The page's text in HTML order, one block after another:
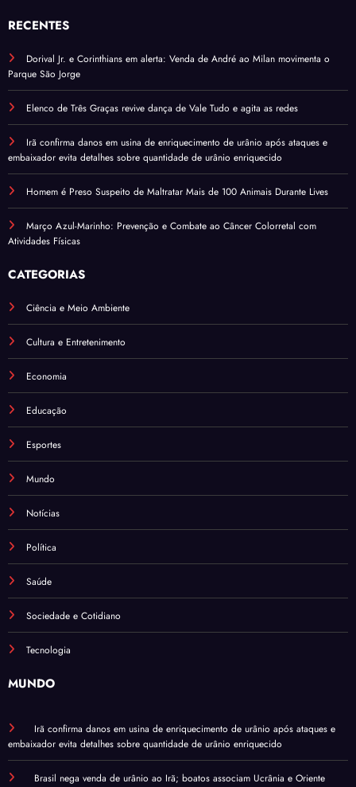
RECENTES
Dorival Jr. e Corinthians em alerta: Venda de André ao Milan movimenta o
Parque São Jorge
Elenco de Três Graças revive dança de Vale Tudo e agita as redes
Irã confirma danos em usina de enriquecimento de urânio após ataques e
embaixador evita detalhes sobre quantidade de urânio enriquecido
Homem é Preso Suspeito de Maltratar Mais de 100 Animais Durante Lives
Março Azul-Marinho: Prevenção e Combate ao Câncer Colorretal com
Atividades Físicas
CATEGORIAS
Ciência e Meio Ambiente
Cultura e Entretenimento
Economia
Educação
Esportes
Mundo
Notícias
Política
Saúde
Sociedade e Cotidiano
Tecnologia
MUNDO
Irã confirma danos em usina de enriquecimento de urânio após ataques e
embaixador evita detalhes sobre quantidade de urânio enriquecido
Brasil nega venda de urânio ao Irã; boatos associam Ucrânia e Oriente